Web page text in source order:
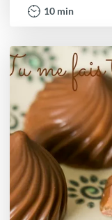
10 min